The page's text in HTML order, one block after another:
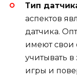
Тип
аспектов
датчика.
имеют свои
учитывать в
игры и